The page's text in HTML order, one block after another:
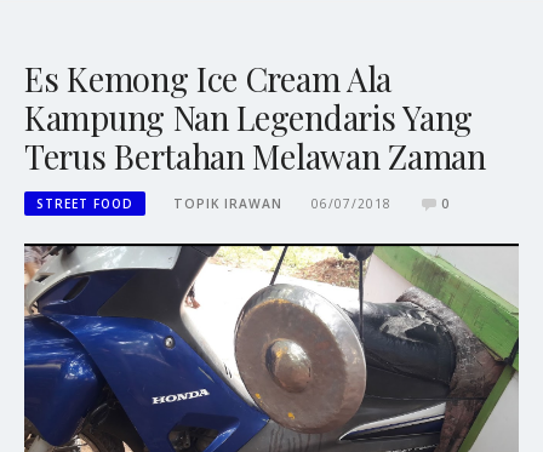
Es Kemong Ice Cream Ala
Kampung Nan Legendaris Yang
Terus Bertahan Melawan Zaman
STREET FOOD TOPIK IRAWAN 06/07/2018 0